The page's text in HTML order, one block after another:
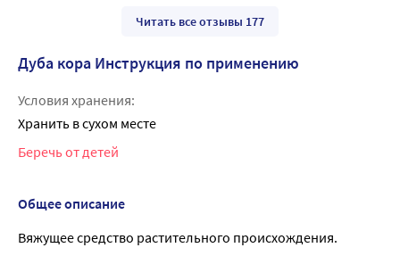
Читать все отзывы 177
Дуба кора Инструкция по применению
Условия хранения:
Хранить в сухом месте
Беречь от детей
Общее описание
Вяжущее средство растительного происхождения.